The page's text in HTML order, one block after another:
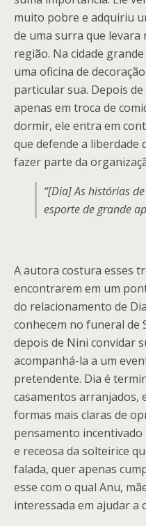
muito pobre e adquiriu
de uma surra que levara
região. Na cidade
uma oficina de
particular sua. Depois
apenas em troca de
dormir, ele entra em
que defende a liberdade
fazer parte da
“[Dia] As histórias
esporte de grande
A autora costura esses
encontrarem em um
do relacionamento de
conhecem no funeral de
depois de Nini convidar
acompanhá-la a um
pretendente. Dia é
casamentos arranjados,
formas mais claras de
pensamento
e receosa da solteirice
falada, quer apenas
esse com o qual Anu,
interessada em ajudar a